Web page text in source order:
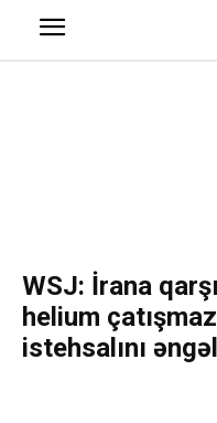
WSJ: İrana
helium
istehsalını